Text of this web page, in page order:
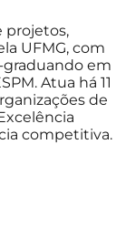
projetos,
UFMG, com
graduando em
Atua há 11
de
competitiva.